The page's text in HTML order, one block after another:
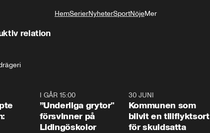
HemSerierNyheterSportNöjeMer
relation
I GÅR 15:00
”Underliga grytor"
försvinner på
Lidingöskolor
30 JUNI
Kommunen som
blivit en tillflyktsort
för skuldsatta